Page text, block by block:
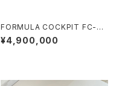
FORMULA COCKPIT FC-Lit
e motion【要問合せ】
¥4,900,000